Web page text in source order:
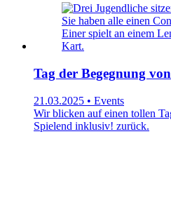
Tag der Begegnung
21.03.2025 • Events
Wir blicken auf einen tollen
Spielend inklusiv! zurück.